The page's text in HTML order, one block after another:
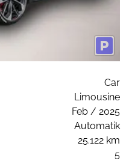
Car
Limousine
Feb / 2025
Automatik
25.122 km
5